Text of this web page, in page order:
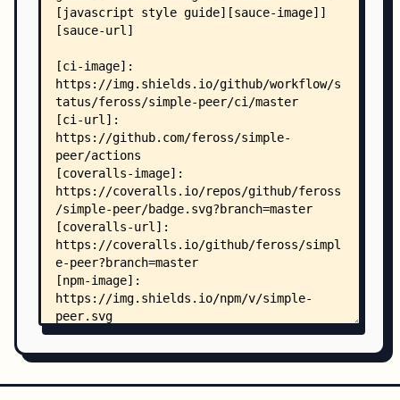
        │   ├── bug_report.md
        │   ├── config.yml
        └── workflows/
            └── ci.yml